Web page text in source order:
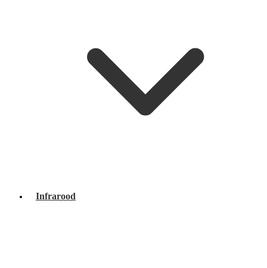
Infrarood